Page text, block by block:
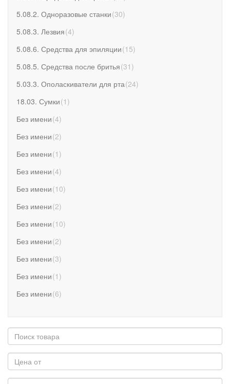
5.08.2. Одноразовые станки(30)
5.08.3. Лезвия(4)
5.08.6. Средства для эпиляции(15)
5.08.5. Средства после бритья(31 )
5.03.3. Ополаскиватели для рта(24)
18.03. Сумки(1 )
Без имени(4)
Без имени(2)
Без имени(1 )
Без имени(4)
Без имени(10)
Без имени(2)
Без имени(10)
Без имени(2)
Без имени(3)
Без имени(1 )
Без имени(6)